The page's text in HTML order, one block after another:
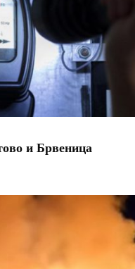
и Брвеница